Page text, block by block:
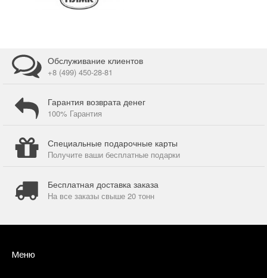
Обслуживание клиентов
+8 (499) 450-28-81
Гарантия возврата денег
100% Гарантия
Специальные подарочные карты
Получите ваши бесплатные подарки
Бесплатная доставка заказа
На все заказы свыше 20 тонн
Меню